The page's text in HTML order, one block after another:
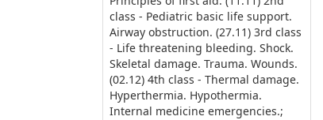
class - Pediatric basic life support.
Airway obstruction. (27.11) 3rd class
- Life threatening bleeding. Shock.
Skeletal damage. Trauma. Wounds.
(02.12) 4th class - Thermal damage.
Hyperthermia. Hypothermia.
Internal medicine emergencies.;